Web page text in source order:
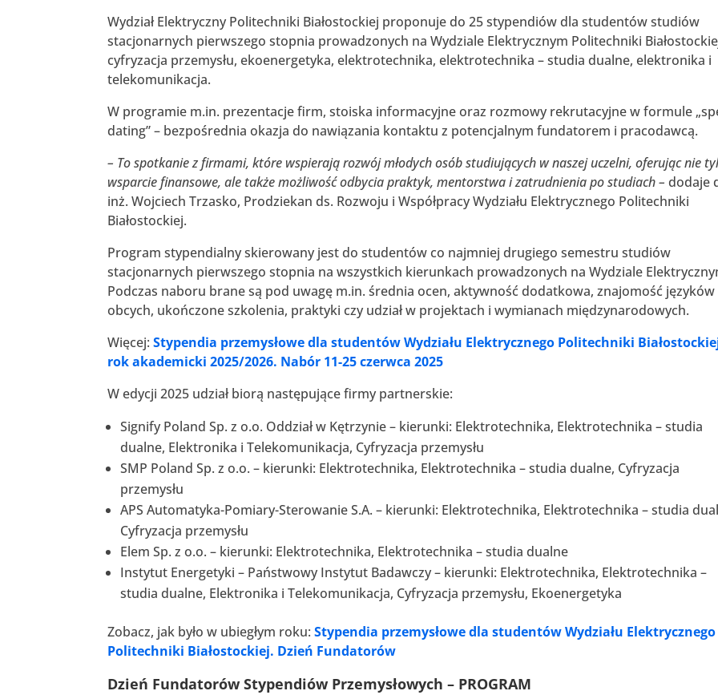
Wydział Elektryczny Politechniki Białostockiej proponuje do 25 stypendiów dla studentów studiów
stacjonarnych pierwszego stopnia prowadzonych na Wydziale Elektrycznym Politechniki
cyfryzacja przemysłu, ekoenergetyka, elektrotechnika, elektrotechnika – studia dualne, elektronika i
telekomunikacja.
W programie m.in. prezentacje firm, stoiska informacyjne oraz rozmowy rekrutacyjne w formule
dating” – bezpośrednia okazja do nawiązania kontaktu z potencjalnym fundatorem i pracodawcą.
– To spotkanie z firmami, które wspierają rozwój młodych osób studiujących w naszej uczelni, oferując nie
wsparcie finansowe, ale także możliwość odbycia praktyk, mentorstwa i zatrudnienia po studiach – dodaje
inż. Wojciech Trzasko, Prodziekan ds. Rozwoju i Współpracy Wydziału Elektrycznego Politechniki
Białostockiej.
Program stypendialny skierowany jest do studentów co najmniej drugiego semestru studiów
stacjonarnych pierwszego stopnia na wszystkich kierunkach prowadzonych na Wydziale
Podczas naboru brane są pod uwagę m.in. średnia ocen, aktywność dodatkowa, znajomość języków
obcych, ukończone szkolenia, praktyki czy udział w projektach i wymianach międzynarodowych.
Więcej:Stypendia przemysłowe dla studentów Wydziału Elektrycznego Politechniki
rok akademicki 2025/2026. Nabór 11-25 czerwca 2025
W edycji 2025 udział biorą następujące firmy partnerskie:
Signify Poland Sp. z o.o. Oddział w Kętrzynie – kierunki: Elektrotechnika, Elektrotechnika – studia
dualne, Elektronika i Telekomunikacja, Cyfryzacja przemysłu
SMP Poland Sp. z o.o. – kierunki: Elektrotechnika, Elektrotechnika – studia dualne, Cyfryzacja
przemysłu
APS Automatyka-Pomiary-Sterowanie S.A. – kierunki: Elektrotechnika, Elektrotechnika – studia
Cyfryzacja przemysłu
Elem Sp. z o.o. – kierunki: Elektrotechnika, Elektrotechnika – studia dualne
Instytut Energetyki – Państwowy Instytut Badawczy – kierunki: Elektrotechnika, Elektrotechnika –
studia dualne, Elektronika i Telekomunikacja, Cyfryzacja przemysłu, Ekoenergetyka
Zobacz, jak było w ubiegłym roku:Stypendia przemysłowe dla studentów Wydziału Elektrycznego
Politechniki Białostockiej. Dzień Fundatorów
Dzień Fundatorów Stypendiów Przemysłowych – PROGRAM